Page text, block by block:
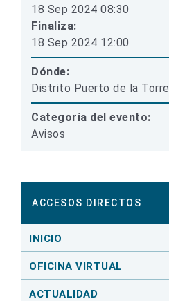
18 Sep 2024 08:30
Finaliza:
18 Sep 2024 12:00
Dónde:
Distrito Puerto de la Torre
Categoría del evento:
Avisos
ACCESOS DIRECTOS
INICIO
OFICINA VIRTUAL
ACTUALIDAD